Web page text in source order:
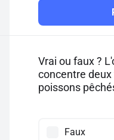
Vrai ou faux ?
concentre
poissons
Faux